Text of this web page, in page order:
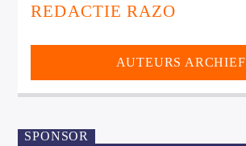
REDACTIE RAZO
AUTEURS ARCHIEF
SPONSOR